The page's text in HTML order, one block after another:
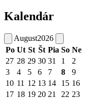
Kalendár
August2026
Po Ut St Št Pia So Ne
27 28 29 30 31 1
2
3
4 5 6 7 8
9
10 11 12 13 14 15 16
17 18 19 20 21 22 23